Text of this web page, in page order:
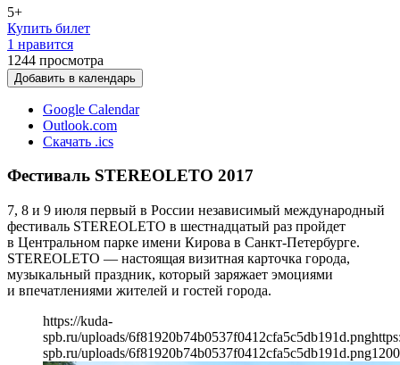
5+
Купить билет
1 нравится
1244 просмотра
Добавить в календарь
Google Calendar
Outlook.com
Скачать .ics
Фестиваль STEREOLETO 2017
7, 8 и 9 июля первый в России независимый международный
фестиваль STEREOLETO в шестнадцатый раз пройдет
в Центральном парке имени Кирова в Санкт-Петербурге.
STEREOLETO — настоящая визитная карточка города,
музыкальный праздник, который заряжает эмоциями
и впечатлениями жителей и гостей города.
https://kuda-
spb.ru/uploads/6f81920b74b0537f0412cfa5c5db191d.png
spb.ru/uploads/6f81920b74b0537f0412cfa5c5db191d.png1200